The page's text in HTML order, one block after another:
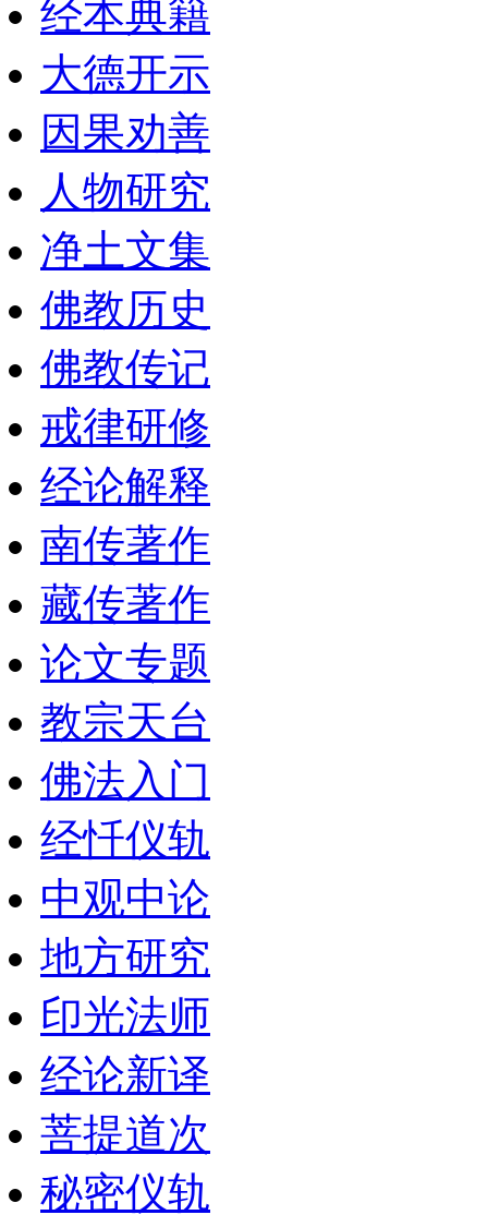
经本典籍
大德开示
因果劝善
人物研究
净土文集
佛教历史
佛教传记
戒律研修
经论解释
南传著作
藏传著作
论文专题
教宗天台
佛法入门
经忏仪轨
中观中论
地方研究
印光法师
经论新译
菩提道次
秘密仪轨